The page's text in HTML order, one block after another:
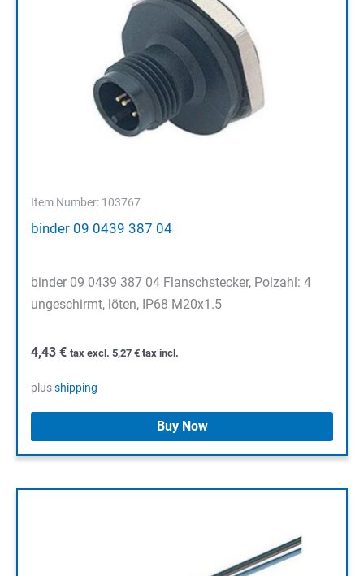
Item Number: 103767
binder 09 0439 387 04
binder 09 0439 387 04 Flanschstecker, Polzahl: 4
ungeschirmt, löten, IP68 M20x1.5
4,43 € tax excl. 5,27 € tax incl.
plusshipping
Buy Now